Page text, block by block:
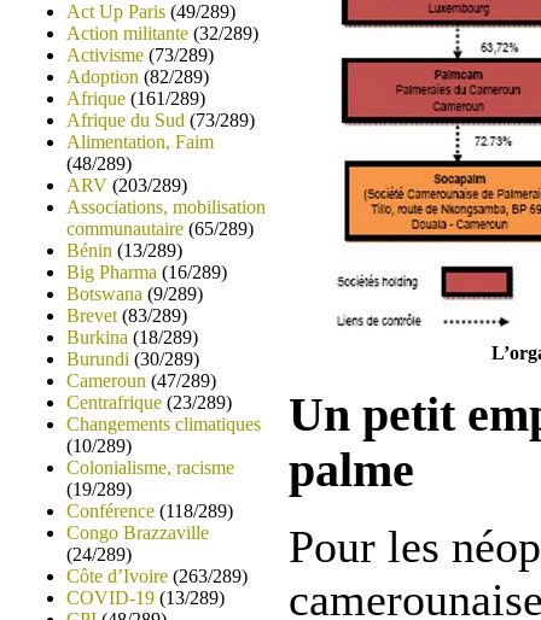
Act Up Paris (49/289)
Action militante (32/289)
Activisme (73/289)
Adoption (82/289)
Afrique (161/289)
Afrique du Sud (73/289)
Alimentation, Faim
(48/289)
ARV (203/289)
Associations, mobilisation
communautaire (65/289)
Bénin (13/289)
Big Pharma (16/289)
Botswana (9/289)
Brevet (83/289)
Burkina (18/289)
Burundi (30/289)
Cameroun (47/289)
Centrafrique (23/289)
Changements climatiques
(10/289)
Colonialisme, racisme
(19/289)
Conférence (118/289)
Congo Brazzaville
(24/289)
Côte d’Ivoire (263/289)
COVID-19 (13/289)
Un petit
palme
Pour les